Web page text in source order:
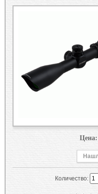
Цена:
Количество: